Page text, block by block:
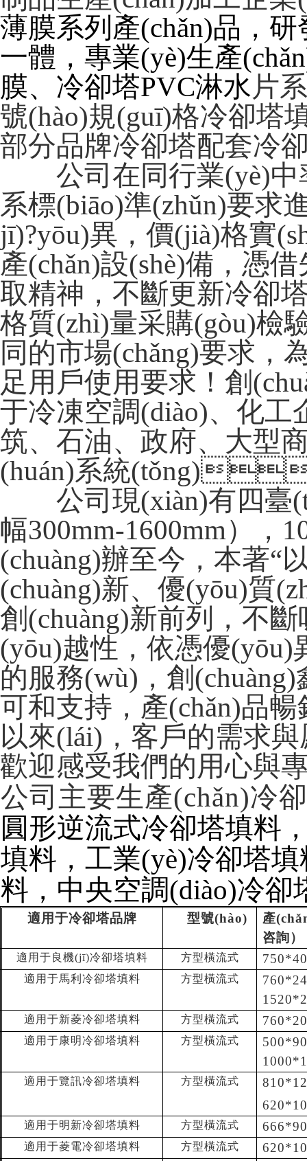
薄膜系列產(chǎn)品，研
一體，專業(yè)生產(chǎn)
膜、冷卻塔PVC淋水片
號(hào)規(guī)格冷卻塔填
部分品牌冷卻塔配套冷卻
公司在同行業(yè)中
系標(biāo)準(zhǔn)要求
jī)?yōu)異，價(jià)格實
產(chǎn)設(shè)備，憑
取精神，不斷更新
格質(zhì)量采購(gòu)檢
同的市場(chǎng)要求
足用戶使用要求！創
于冷凍空調(diào)、化
筑、石油、政府、大型
(huán)系統
公司現(xiàn)有四臺
幅300mm-1600mm）
(chuàng)辦至今，本
(chuàng)新、優(yōu)質
創(chuàng)新前列，不
(yōu)越性，依憑優
的服務(wù)，創
可和支持，產(chǎn)品暢銷
以來(lái)，客戶的需求
歡迎感受我們的用心與
公司主要生產(chǎn)冷
圓形逆流式冷卻塔填料，
填料，工業(yè)冷卻塔填
料，中央空調(diào)冷卻
適用于冷卻塔品牌 型號(hào)
產
咨詢）
適用于良機(jī)冷卻塔填料 方型橫流式
適用于馬利冷卻塔填料 方型橫流式
適用于新菱冷卻塔填料 方型橫流式
適用于康明冷卻塔填料 方型橫流式
適用于覽訊冷卻塔填料 方型橫流式
適用于明新冷卻塔填料 方型橫流式
適用于菱電冷卻塔填料 方型橫流式